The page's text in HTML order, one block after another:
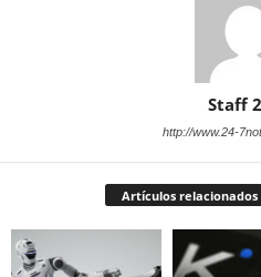
Staff
http://www.24-
Artículos relacionados